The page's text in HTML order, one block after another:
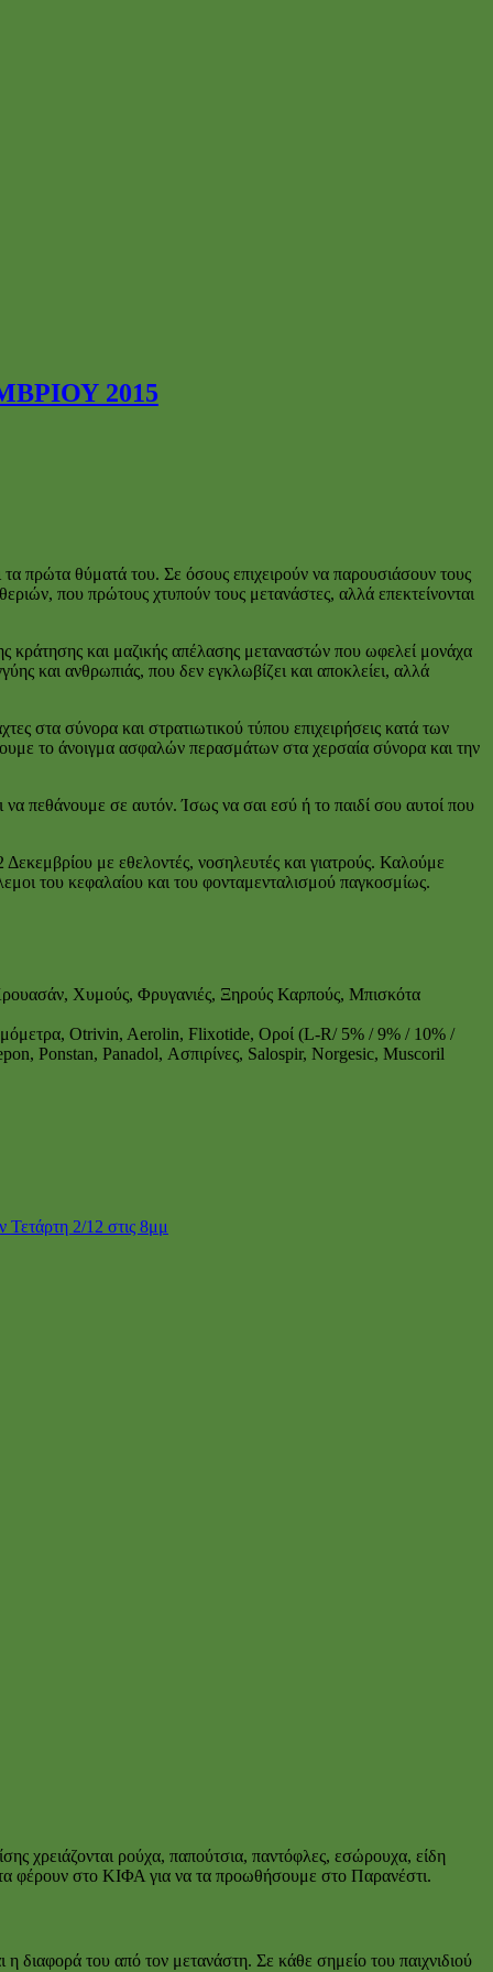
2015
τα πρώτα θύματά του. Σε όσους επιχειρούν να παρουσιάσουν τους
που πρώτους χτυπούν τους μετανάστες, αλλά επεκτείνονται
και μαζικής απέλασης μεταναστών που ωφελεί μονάχα
και ανθρωπιάς, που δεν εγκλωβίζει και αποκλείει, αλλά
στα σύνορα και στρατιωτικού τύπου επιχειρήσεις κατά των
το άνοιγμα ασφαλών περασμάτων στα χερσαία σύνορα και την
πεθάνουμε σε αυτόν. Ίσως να σαι εσύ ή το παιδί σου αυτοί που
με εθελοντές, νοσηλευτές και γιατρούς. Καλούμε
του κεφαλαίου και του φονταμενταλισμού παγκοσμίως.
Χυμούς, Φρυγανιές, Ξηρούς Καρπούς, Μπισκότα
Otrivin, Aerolin, Flixotide, Οροί (L-R/ 5% / 9% / 10% /
Ponstan, Panadol, Ασπιρίνες, Salospir, Norgesic, Muscoril
2/12 στις 8μμ
χρειάζονται ρούχα, παπούτσια, παντόφλες, εσώρουχα, είδη
τα φέρουν στο ΚΙΦΑ για να τα προωθήσουμε στο Παρανέστι.
η διαφορά του από τον μετανάστη. Σε κάθε σημείο του παιχνιδιού